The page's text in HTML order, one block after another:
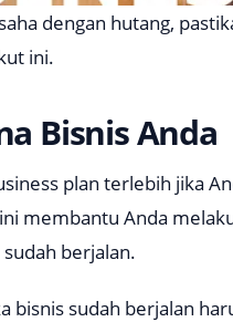
dengan hutang,
ini.
Bisnis Anda
plan terlebih jika
membantu Anda
berjalan.
bisnis sudah berjalan